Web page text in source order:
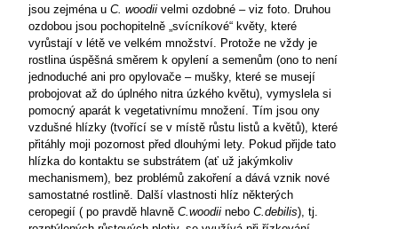
jsou zejména u C. woodii velmi ozdobné – viz foto. Druhou
ozdobou jsou pochopitelně „svícníkové“ květy, které
vyrůstají v létě ve velkém množství. Protože ne vždy je
rostlina úspěšná směrem k opylení a semenům (ono to není
jednoduché ani pro opylovače – mušky, které se musejí
probojovat až do úplného nitra úzkého květu), vymyslela si
pomocný aparát k vegetativnímu množení. Tím jsou ony
vzdušné hlízky (tvořící se v místě růstu listů a květů), které
přitáhly moji pozornost před dlouhými lety. Pokud přijde tato
hlízka do kontaktu se substrátem (ať už jakýmkoliv
mechanismem), bez problémů zakoření a dává vznik nové
samostatné rostlině. Další vlastnosti hlíz některých
ceropegií ( po pravdě hlavně C.woodii nebo C.debilis), tj.